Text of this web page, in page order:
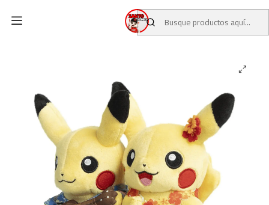
POKEMON CENTER
Pikachu Peluche Honolulu Hawaii Limited 2024